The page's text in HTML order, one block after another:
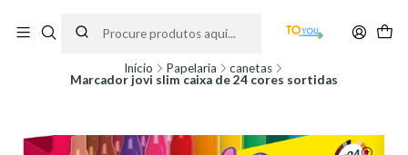
partir do dia 11 de Agosto, às 10H.
Início Papelaria
canetas
Marcador jovi slim caixa de 24 cores sortidas